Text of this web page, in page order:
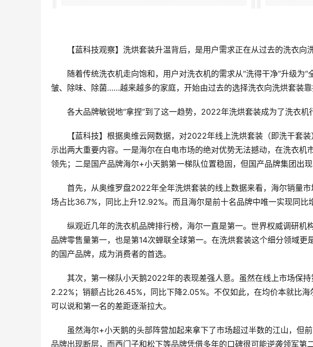
【蓝科技观察】洗烘套装升温背后，是用户需求正在从过去的洗衣向
随着传统洗衣机走向饱和，用户对洗衣机的需求从“洗得干净”升级为
皱、除味、除菌……越来越多的家庭，开始由过去的选择洗衣向洗烘套装靠
各大品牌敏锐地“拿捏”到了这一趋势，2022年洗烘套装成为了洗衣机
【蓝科技】根据奥维云网数据，对2022年线上洗烘套装（即洗干套
示出两大重要内容。一是海尔在白电市场的绝对优势无法撼动，在洗衣机
领先；二是国产品牌海尔+小天鹅第一梯队位置稳固，但国产品牌集团出
首先，从奥维罗盘2022年全年洗烘套装的线上数据来看，海尔销量
场占比36.7%，同比上升12.92%。而且海尔是前十名品牌中唯一实现同比
纵观近几年的洗衣机品牌排行榜，海尔一直是第一。世界权威调研
品牌零售量第一，也是第14次蝉联全球第一。在洗烘套装这个细分领域更
的国产品牌，成为消费者的首选。
其次，第一梯队小天鹅2022年的表现差强人意。虽然在线上市场保
2.22%；销额占比26.45%，同比下降2.05%。不仅如此，在均价本就比海
可以说和第一名的差距逐渐拉大。
虽然海尔+小天鹅的头部阵营加起来拿下了市场超过半数的江山，但
品牌出现断层，而西门子和松下等品牌凭借多年的口碑很可能逆袭领军第二